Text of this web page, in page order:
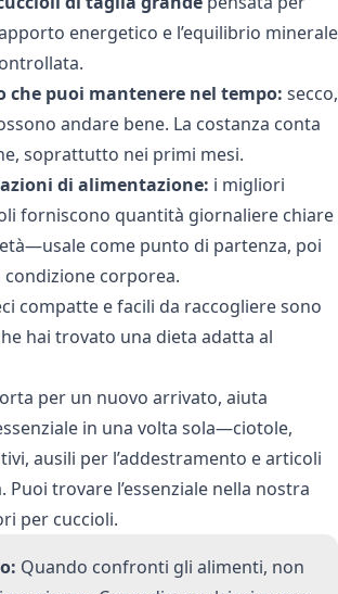
energetico e l’equilibrio minerale
che puoi mantenere nel tempo: secco,
andare bene. La costanza conta
soprattutto nei primi mesi.
di alimentazione: i migliori
forniscono quantità giornaliere chiare
come punto di partenza, poi
condizione corporea.
compatte e facili da raccogliere sono
hai trovato una dieta adatta al
per un nuovo arrivato, aiuta
in una volta sola—ciotole,
ausili per l’addestramento e articoli
trovare l’essenziale nella nostra
per cuccioli.
Quando confronti gli alimenti, non